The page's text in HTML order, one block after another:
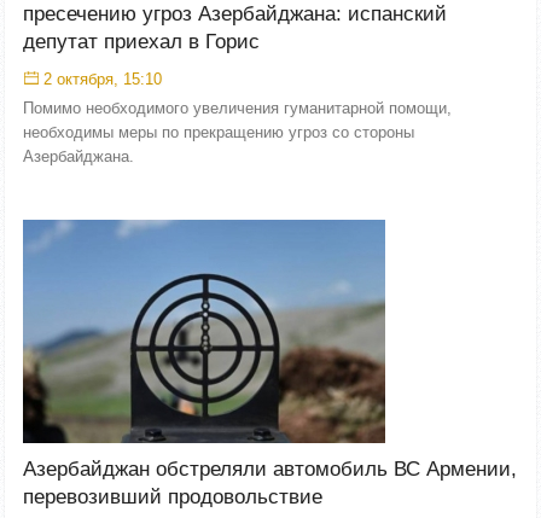
пресечению угроз Азербайджана: испанский
депутат приехал в Горис
2 октября, 15:10
Помимо необходимого увеличения гуманитарной помощи,
необходимы меры по прекращению угроз со стороны
Азербайджана.
Азербайджан обстреляли автомобиль ВС Армении,
перевозивший продовольствие